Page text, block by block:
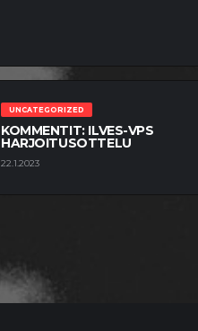
UNCATEGORIZED
KOMMENTIT: ILVES-VPS
HARJOITUSOTTELU
22.1.2023